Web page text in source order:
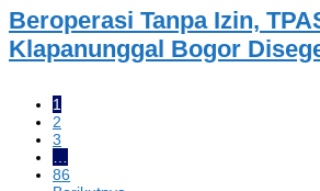
Beroperasi Tanpa Izin,
Klapanunggal Bogor
1
2
3
…
86